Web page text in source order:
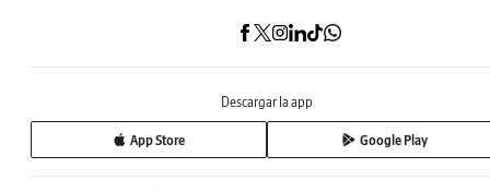
Descargar la app
App Store Google Play